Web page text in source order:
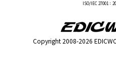
ISO/IEC 27001
Copyright 2008-2026